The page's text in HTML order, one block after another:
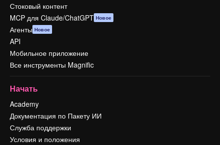
Стоковый контент
MCP для Claude/ChatGPT Новое
Агенты Новое
API
Мобильное приложение
Все инструменты Magnific
Начать
Academy
Документация по Пакету ИИ
Служба поддержки
Условия и положения